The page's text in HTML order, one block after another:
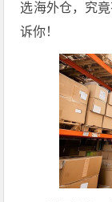
选海外仓，究
诉你！